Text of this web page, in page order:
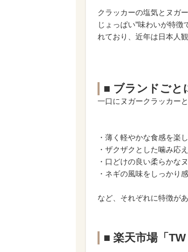
クラッカーの塩気とヌガ
じょっぱい”味わいが特
れており、近年は日本人
■ ブランドごと
一口にヌガークラッカー
・薄く軽やかな食感を楽
・ザクザクとした噛み応
・口どけの良い柔らかな
・ネギの風味をしっかり
など、それぞれに特徴が
■ 楽天市場「